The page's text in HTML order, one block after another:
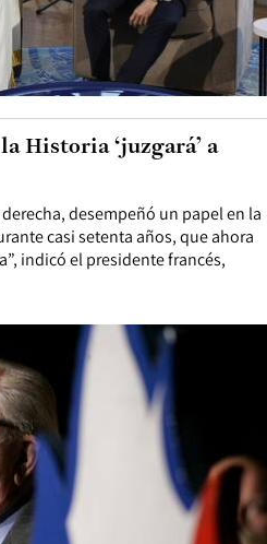
desempeñó un papel en la
casi setenta años, que ahora
indicó el presidente francés,
Historia ‘juzgará’ a